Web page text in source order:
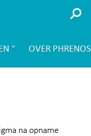
OVER PHRENOS
na opname